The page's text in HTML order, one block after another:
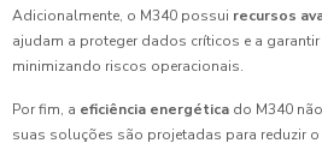
Adicionalmente, o M340 possui recursos
ajudam a proteger dados críticos e a
minimizando riscos operacionais.
Por fim, a eficiência energética do M340
suas soluções são projetadas para reduzir